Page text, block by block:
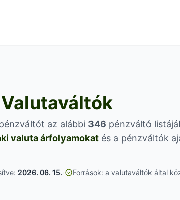
Valutaváltók
az alábbi 346 pénzváltó
valuta árfolyamokat és a pénzváltók
2026. 06. 15.· Források: a valutaváltók által